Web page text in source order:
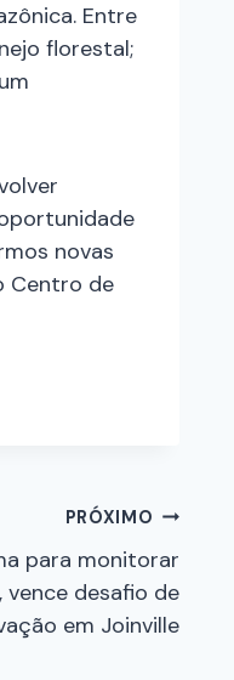
Entre
florestal;
novas
Centro de
PRÓXIMO
para monitorar
desafio de
em Joinville